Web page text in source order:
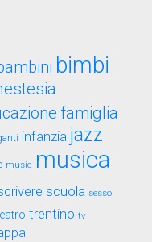
bimbi
famiglia
infanzia jazz
music musica
scuola sesso
trentino tv